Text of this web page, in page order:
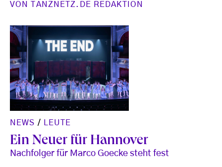
VON
TANZNETZ.DE REDAKTION
NEWS / LEUTE
Ein Neuer für Hannover
Nachfolger für Marco Goecke steht fest